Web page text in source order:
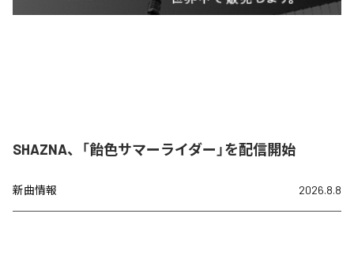
SHAZNA、「飴色サマーライダー」を配信開始
新曲情報 2026.8.8